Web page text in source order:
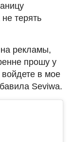
терять
рекламы,
прошу у
в мое
Seviwa.